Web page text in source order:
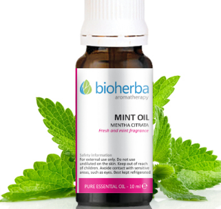
Разширяване